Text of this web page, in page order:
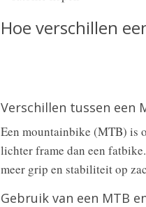
Hoe verschillen
Verschillen tussen een
Een mountainbike (MTB) is
lichter frame dan een
meer grip en stabiliteit op
Gebruik van een MTB